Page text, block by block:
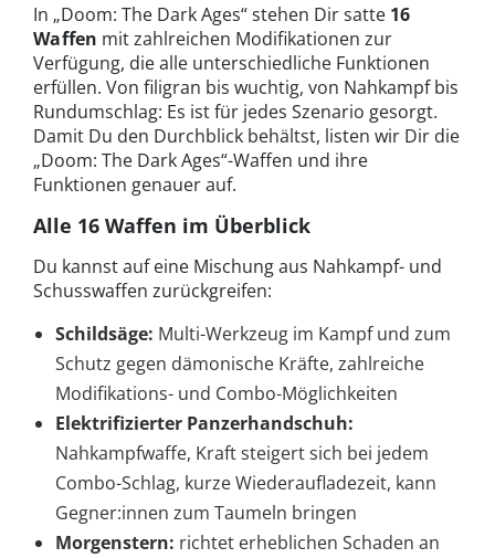
In „Doom: The Dark Ages“ stehen Dir satte 16
Waffen mit zahlreichen Modifikationen zur
Verfügung, die alle unterschiedliche Funktionen
erfüllen. Von filigran bis wuchtig, von Nahkampf bis
Rundumschlag: Es ist für jedes Szenario gesorgt.
Damit Du den Durchblick behältst, listen wir Dir die
„Doom: The Dark Ages“-Waffen und ihre
Funktionen genauer auf.
Alle 16 Waffen im Überblick
Du kannst auf eine Mischung aus Nahkampf- und
Schusswaffen zurückgreifen:
Schildsäge: Multi-Werkzeug im Kampf und zum
Schutz gegen dämonische Kräfte, zahlreiche
Modifikations- und Combo-Möglichkeiten
Elektrifizierter Panzerhandschuh:
Nahkampfwaffe, Kraft steigert sich bei jedem
Combo-Schlag, kurze Wiederaufladezeit, kann
Gegner:innen zum Taumeln bringen
Morgenstern: richtet erheblichen Schaden an